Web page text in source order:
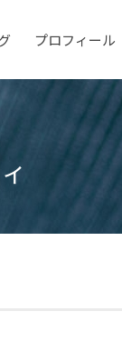
プロフィール